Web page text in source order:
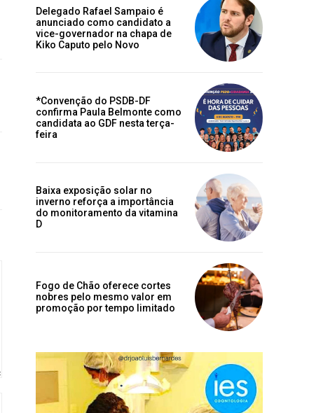
Delegado Rafael Sampaio é
anunciado como candidato a
vice-governador na chapa de
Kiko Caputo pelo Novo
*Convenção do PSDB-DF
confirma Paula Belmonte como
candidata ao GDF nesta terça-
feira
Baixa exposição solar no
inverno reforça a importância
do monitoramento da vitamina
D
Fogo de Chão oferece cortes
nobres pelo mesmo valor em
promoção por tempo limitado